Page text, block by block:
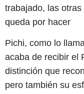
trabajado, las
queda por hacer
Pichi, como lo
acaba de recibir el
distinción que
pero también su